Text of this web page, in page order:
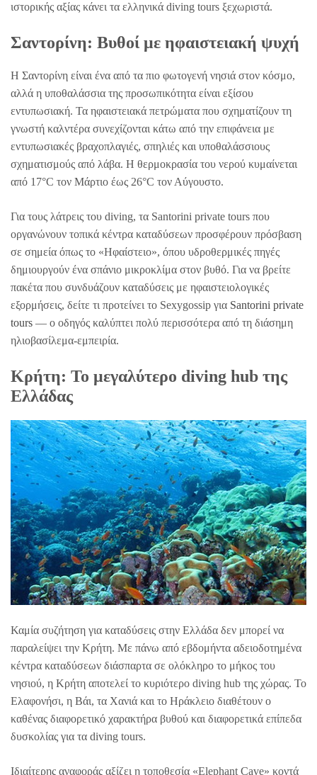
ιστορικής αξίας κάνει τα ελληνικά diving tours ξεχωριστά.
Σαντορίνη: Βυθοί με ηφαιστειακή ψυχή
Η Σαντορίνη είναι ένα από τα πιο φωτογενή νησιά στον κόσμο,
αλλά η υποθαλάσσια της προσωπικότητα είναι εξίσου
εντυπωσιακή. Τα ηφαιστειακά πετρώματα που σχηματίζουν τη
γνωστή καλντέρα συνεχίζονται κάτω από την επιφάνεια με
εντυπωσιακές βραχοπλαγιές, σπηλιές και υποθαλάσσιους
σχηματισμούς από λάβα. Η θερμοκρασία του νερού κυμαίνεται
από 17°C τον Μάρτιο έως 26°C τον Αύγουστο.
Για τους λάτρεις του diving, τα Santorini private tours που
οργανώνουν τοπικά κέντρα καταδύσεων προσφέρουν πρόσβαση
σε σημεία όπως το «Ηφαίστειο», όπου υδροθερμικές πηγές
δημιουργούν ένα σπάνιο μικροκλίμα στον βυθό. Για να βρείτε
πακέτα που συνδυάζουν καταδύσεις με ηφαιστειολογικές
εξορμήσεις, δείτε τι προτείνει το Sexygossip για Santorini private
tours — ο οδηγός καλύπτει πολύ περισσότερα από τη διάσημη
ηλιοβασίλεμα-εμπειρία.
Κρήτη: Το μεγαλύτερο diving hub της
Ελλάδας
Καμία συζήτηση για καταδύσεις στην Ελλάδα δεν μπορεί να
παραλείψει την Κρήτη. Με πάνω από εβδομήντα αδειοδοτημένα
κέντρα καταδύσεων διάσπαρτα σε ολόκληρο το μήκος του
νησιού, η Κρήτη αποτελεί το κυριότερο diving hub της χώρας. Το
Ελαφονήσι, η Βάι, τα Χανιά και το Ηράκλειο διαθέτουν ο
καθένας διαφορετικό χαρακτήρα βυθού και διαφορετικά επίπεδα
δυσκολίας για τα diving tours.
Ιδιαίτερης αναφοράς αξίζει η τοποθεσία «Elephant Cave» κοντά